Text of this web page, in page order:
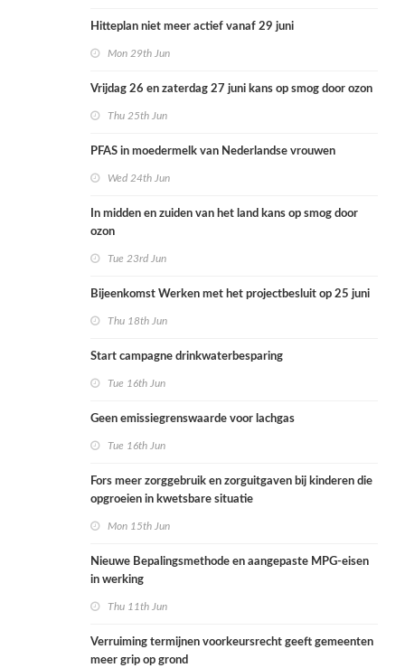
Hitteplan niet meer actief vanaf 29 juni
Mon 29th Jun
Vrijdag 26 en zaterdag 27 juni kans op smog door ozon
Thu 25th Jun
PFAS in moedermelk van Nederlandse vrouwen
Wed 24th Jun
In midden en zuiden van het land kans op smog door
ozon
Tue 23rd Jun
Bijeenkomst Werken met het projectbesluit op 25 juni
Thu 18th Jun
Start campagne drinkwaterbesparing
Tue 16th Jun
Geen emissiegrenswaarde voor lachgas
Tue 16th Jun
Fors meer zorggebruik en zorguitgaven bij kinderen die
opgroeien in kwetsbare situatie
Mon 15th Jun
Nieuwe Bepalingsmethode en aangepaste MPG-eisen
in werking
Thu 11th Jun
Verruiming termijnen voorkeursrecht geeft gemeenten
meer grip op grond